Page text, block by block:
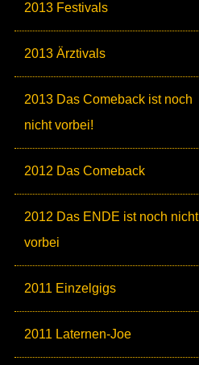
2013 Festivals
2013 Ärztivals
2013 Das Comeback ist noch
nicht vorbei!
2012 Das Comeback
2012 Das ENDE ist noch nicht
vorbei
2011 Einzelgigs
2011 Laternen-Joe